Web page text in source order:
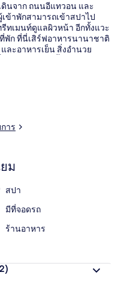
ดินจาก ถนนอีแทวอน และ
ข้าพักสามารถเข้าสปาไป
ทเมนท์ดูแลผิวหน้า อีกทั้งแวะ
พัก ที่นี่เสิร์ฟอาหารนานาชาติ
ละอาหารเย็น สิ่งอำนวย
พนักงานและสภาพที่พัก ใกล้
และ 14 นาทีถึง สถานี
าร
ม
สปา
มีที่จอดรถ
ร้านอาหาร